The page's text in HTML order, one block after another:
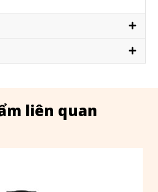
liên quan